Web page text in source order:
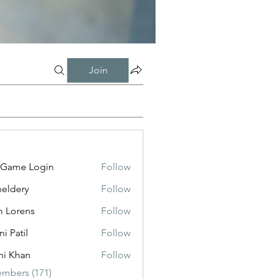
Join
Login
Follow
Follow
Lorens
Follow
Patil
Follow
Khan
Follow
(171)